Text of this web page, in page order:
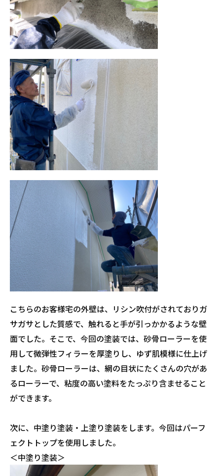
こちらのお客様宅の外壁は、リシン吹付がされておりガ
サガサとした質感で、触れると手が引っかかるような壁
面でした。そこで、今回の塗装では、砂骨ローラーを使
用して微弾性フィラーを厚塗りし、ゆず肌模様に仕上げ
ました。砂骨ローラーは、網の目状にたくさんの穴があ
るローラーで、粘度の高い塗料をたっぷり含ませること
ができます。
次に、中塗り塗装・上塗り塗装をします。今回はパーフ
ェクトトップを使用しました。
＜中塗り塗装＞